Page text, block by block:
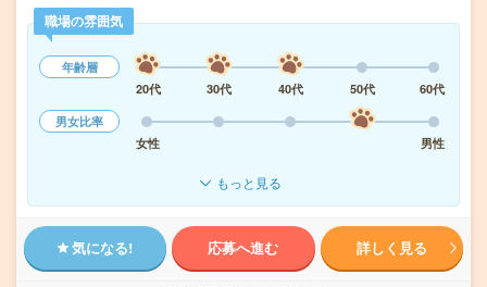
職場の雰囲気
年齢層
20代
30代 40代 50代
60代
男女比率
女性
男性
もっと見る
気になる! 応募へ進む 詳しく見る